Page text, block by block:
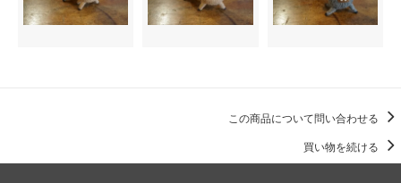
この商品について問い合わせる
買い物を続ける